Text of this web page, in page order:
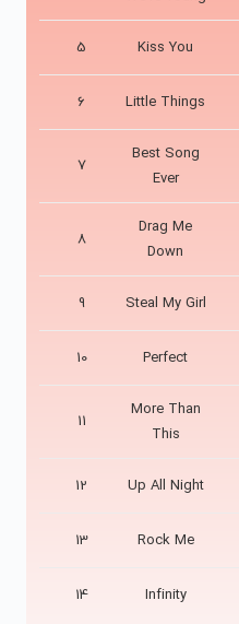
5 Kiss You
6 Little Things
7
Best Song
Ever
8
Drag Me
Down
9 Steal My Girl
10 Perfect
11
More Than
This
12 Up All Night
13 Rock Me
14 Infinity